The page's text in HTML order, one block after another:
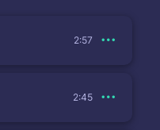
2:57
2:45